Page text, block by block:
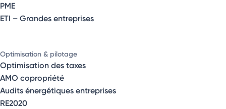
PME
ETI – Grandes entreprises
Optimisation & pilotage
Optimisation des taxes
AMO copropriété
Audits énergétiques entreprises
RE2020